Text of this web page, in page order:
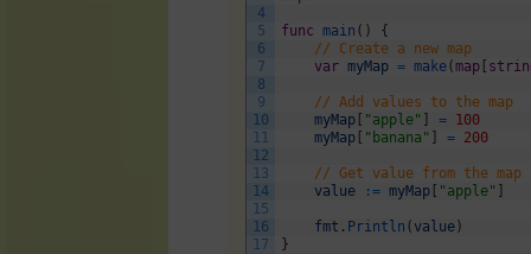
4
5
6
7
8
9
10
11
12
13
14
15
16
17
func main ( )
{
// Create a new map
var myMap = make(map
// Add values to the map
myMap
"apple" = 100
myMap
"banana" = 200
// Get value from the map
value
:= myMap "apple"
fmt . Println ( value )
}